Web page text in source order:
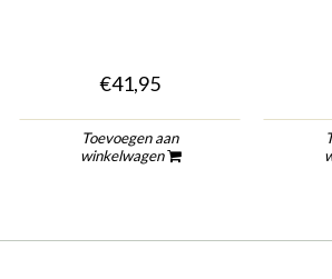
€41,95
Toevoegen aan
winkelwagen